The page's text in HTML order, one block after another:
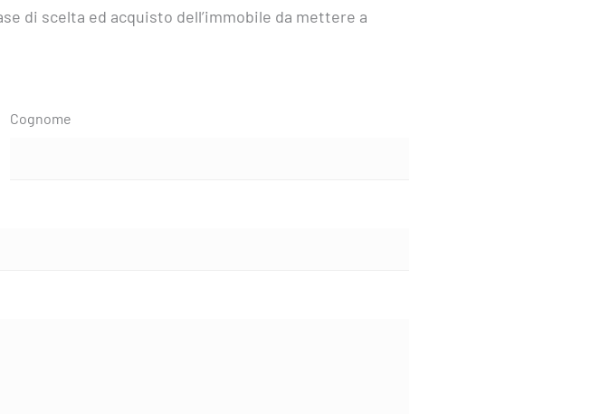
di scelta ed acquisto dell’immobile da mettere a
Cognome